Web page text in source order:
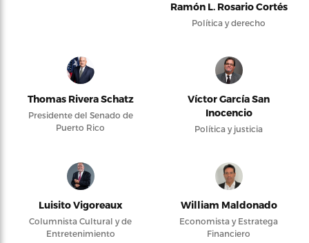
Ramón L. Rosario Cortés
Política y derecho
Thomas Rivera Schatz
Presidente del Senado de
Puerto Rico
Víctor García San
Inocencio
Política y justicia
Luisito Vigoreaux
Columnista Cultural y de
Entretenimiento
William Maldonado
Economista y Estratega
Financiero